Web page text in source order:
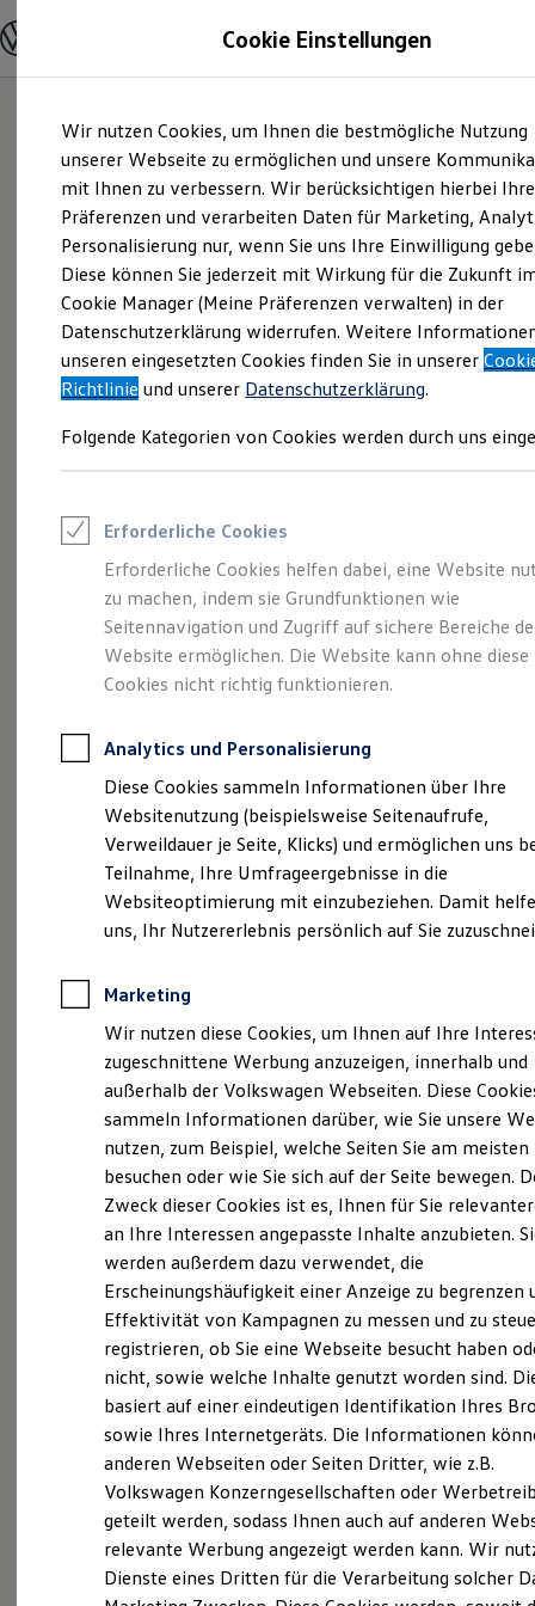
Hauptinhalt
springen
Footer
springen
Modelle und Konfigurator
Modelle vergleichen
Elektroautos
ENERGY Sondermodelle
Nutzfahrzeuge
SUV und CUV
Familienautos
Kombis
Kompaktwagen
Sportwagen
Schnell verfügbare Fahrzeuge
Angebote und Produkte
Aktuelle Angebote
E-Auto-Förderung
Volkswagen Marktplatz
Junge Gebrauchtwagen und Gebrauchtwagen
Saisonangebote
Leasing
Leasing-Angebote
Gebrauchtwagen Leasing
Junge Gebrauchtwagen-Leasing
Elektroauto Leasing
Kleinwagen-Leasing
Leasing ohne Anzahlung
Autokredit mit Schlussrate
Versicherungen und Garantien
Kfz-Versicherung
Restschuldversicherungen
Garantien
Wartungsverträge
Geschäftskunden
Professional Class bei Volkswagen
Großkunden
Behörden
Anpfiff zum Gewinn
Elektroautos
ID. Tutorials
Elektrofahrzeugkonzepte
Reichweite
Reichweite der ID. Modelle
Reichweite im Winter
Laden
Laden unterwegs
Laden Zuhause
Ladezeitensimulator
Batterie
Sicherheit
Garantie und Lebensdauer
Nachhaltigkeit
Technologie
Kosten und Kauf
Verbrauchskosten
Kaufoptionen
E-Auto-Förderung
Software und Konnektivität
Die ID. Software 6
ID. Software Versionen und Updates
Digitale Extras
Schnittstellen zu Ihrem ID.
Unser Volkswagen
Navigationsupdate
Impressum & Rechtliches)
Sie wollen IhrVolkswagen
„Discover Media“ bzw.
„Discover Pro“
Kartenmaterial aktualisieren?
Volkswagenbietet für Ihr Discover Media oder
Discover Pro (MIB I oder MIBII) ein gratis
Navigationsupdate.
Aaaaaaaaber... bis dahin ist ein weiter Weg:
Sie benötigen einen Computer, müssen sich bei
Volkswagenmit einer ID registrieren, das
gewünschte Kartenmaterial herunterladen, mit
einem separaten Programm die erhaltene Datei
entpacken, dann gegebenenfalls Ihre
existierende Karte formatieren, um am Ende die
aktuelle Datei auf Ihre VolkswagenSD Karte
aufzuspielen.
Die einen sagen "Kinderspiel", allen anderen
Cookie Einstellungen
Wir nutzen Cookies, um Ihnen die bestmögliche Nutzung
unserer Webseite zu ermöglichen und unsere
mit Ihnen zu verbessern. Wir berücksichtigen hierbei Ihre
Präferenzen und verarbeiten Daten für Marketing,
Personalisierung nur, wenn Sie uns Ihre Einwilligung
Diese können Sie jederzeit mit Wirkung für die Zukunft
Cookie Manager (Meine Präferenzen verwalten) in der
Datenschutzerklärung widerrufen. Weitere
unseren eingesetzten Cookies finden Sie in unserer
Richtlinie und unserer Datenschutzerklärung.
Folgende Kategorien von Cookies werden durch uns
Erforderliche Cookies
Erforderliche Cookies helfen dabei, eine Website
zu machen, indem sie Grundfunktionen wie
Seitennavigation und Zugriff auf sichere Bereiche
Website ermöglichen. Die Website kann ohne diese
Cookies nicht richtig funktionieren.
Analytics und Personalisierung
Diese Cookies sammeln Informationen über Ihre
Websitenutzung (beispielsweise Seitenaufrufe,
Verweildauer je Seite, Klicks) und ermöglichen uns
Teilnahme, Ihre Umfrageergebnisse in die
Websiteoptimierung mit einzubeziehen. Damit
uns, Ihr Nutzererlebnis persönlich auf Sie
Marketing
Wir nutzen diese Cookies, um Ihnen auf Ihre
zugeschnittene Werbung anzuzeigen, innerhalb und
außerhalb der Volkswagen Webseiten. Diese
sammeln Informationen darüber, wie Sie unsere
nutzen, zum Beispiel, welche Seiten Sie am meisten
besuchen oder wie Sie sich auf der Seite bewegen.
Zweck dieser Cookies ist es, Ihnen für Sie
an Ihre Interessen angepasste Inhalte anzubieten.
werden außerdem dazu verwendet, die
Erscheinungshäufigkeit einer Anzeige zu begrenzen
Effektivität von Kampagnen zu messen und zu
registrieren, ob Sie eine Webseite besucht haben
nicht, sowie welche Inhalte genutzt worden sind.
basiert auf einer eindeutigen Identifikation Ihres
sowie Ihres Internetgeräts. Die Informationen
anderen Webseiten oder Seiten Dritter, wie z.B.
Volkswagen Konzerngesellschaften oder
geteilt werden, sodass Ihnen auch auf anderen
relevante Werbung angezeigt werden kann. Wir
Dienste eines Dritten für die Verarbeitung solcher